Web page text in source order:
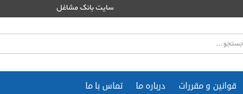
سایت بانک مشاغل
قوانین و مقررات درباره ما تماس با ما